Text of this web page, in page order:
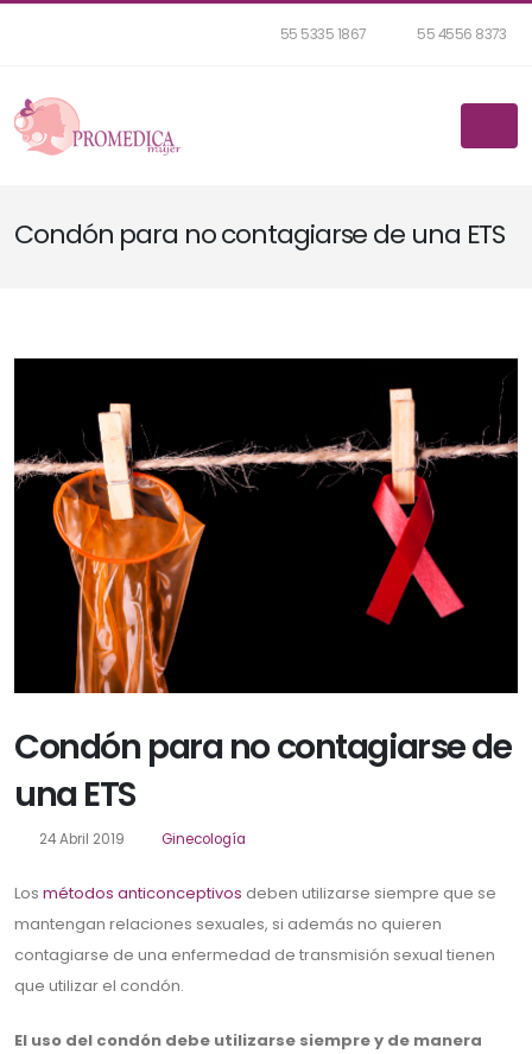
55 5335 1867 55 4556 8373
Condón para no contagiarse de una ETS
Condón para no contagiarse de
una ETS
24 Abril 2019 Ginecología
Los métodos anticonceptivos deben utilizarse siempre que se
mantengan relaciones sexuales, si además no quieren
contagiarse de una enfermedad de transmisión sexual tienen
que utilizar el condón.
El uso del condón debe utilizarse siempre y de manera